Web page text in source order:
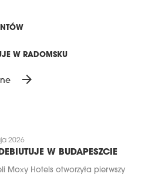
W RADOMSKU
arrow_forward
2026
W BUDAPESZCIE
Moxy Hotels otworzyła pierwszy